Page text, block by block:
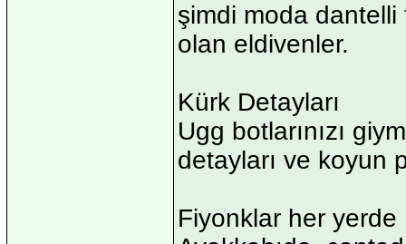
şimdi moda dantelli
olan eldivenler.
Kürk Detayları
Ugg botlarınızı
detayları ve koyun
Fiyonklar her yerde